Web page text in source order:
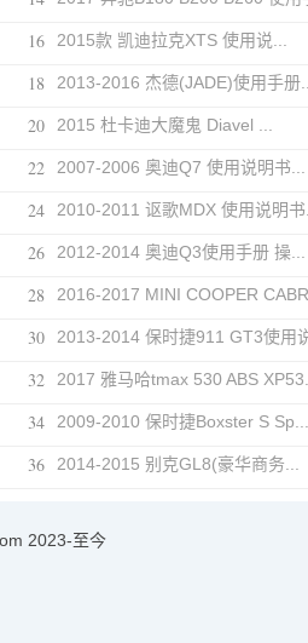
16 2015款 凯迪拉克XTS 使用说...
18 2013-2016 杰德(JADE)使用手册...
20 2015 杜卡迪大魔鬼 Diavel ...
22 2007-2006 奥迪Q7 使用说明书...
24 2010-2011 讴歌MDX 使用说明书
26 2012-2014 奥迪Q3使用手册 操...
28 2016-2017 MINI COOPER
30 2013-2014 保时捷911 GT3使用
32 2017 雅马哈tmax 530 ABS
34 2009-2010 保时捷Boxster S Sp...
36 2014-2015 别克GL8(豪华商务...
2023-至今